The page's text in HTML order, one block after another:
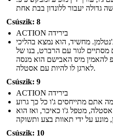
Csúszik: 8
ACTION בירידה
מחשיד, הוא נמצא בהליכי
מסתיים לגור עם הרברט, בנו של
להאמין מיס האבישם הוא מנסה
לארגן לו להיות עם אסטלה.
Csúszik: 9
ACTION בירידה
אסטלה, מטפל ג'ו כאיכר, ואז הוא
Csúszik: 10